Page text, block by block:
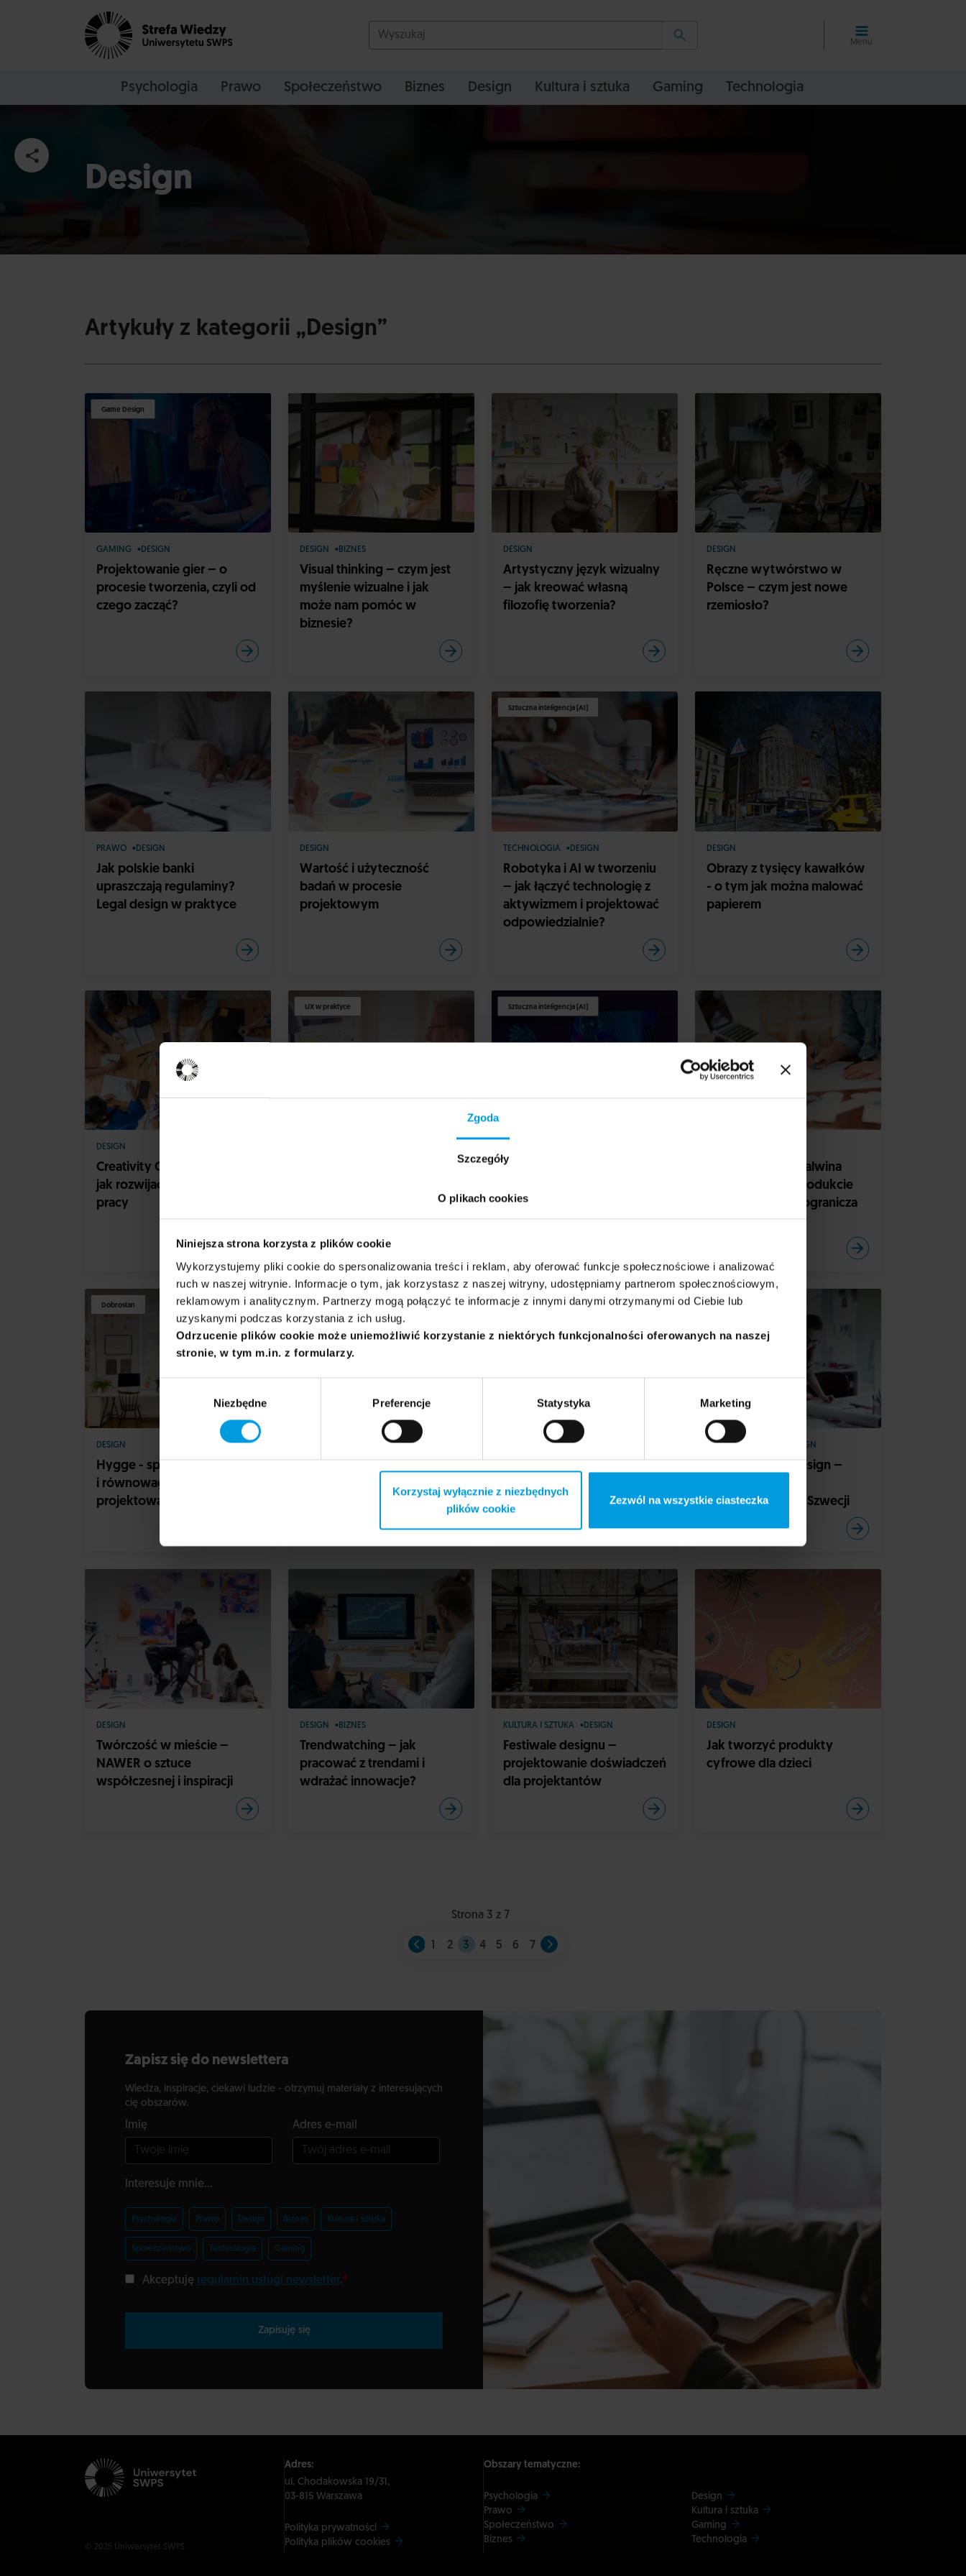
Zgoda
Szczegóły
O plikach cookies
Niniejsza strona korzysta z plików cookie
Wykorzystujemy pliki cookie do spersonalizowania treści i reklam, aby oferować funkcje społecznościowe i analizować
ruch w naszej witrynie. Informacje o tym, jak korzystasz z naszej witryny, udostępniamy partnerom społecznościowym,
reklamowym i analitycznym. Partnerzy mogą połączyć te informacje z innymi danymi otrzymanymi od Ciebie lub
uzyskanymi podczas korzystania z ich usług.
Odrzucenie plików cookie może uniemożliwić korzystanie z niektórych funkcjonalności oferowanych na naszej
stronie, w tym m.in. z formularzy.
Wybór
Niezbędne Preferencje Statystyka Marketing
Korzystaj wyłącznie z niezbędnych
plików cookie
Zezwól na wszystkie ciasteczka
Menu
Psychologia Prawo Społeczeństwo Biznes Design Kultura i sztuka Gaming Technologia
Design
Artykuły z kategorii „Design”
Game Design
GAMING DESIGN
Projektowanie gier – o
procesie tworzenia, czyli od
czego zacząć?
DESIGN BIZNES
Visual thinking – czym jest
myślenie wizualne i jak
może nam pomóc w
biznesie?
DESIGN
Artystyczny język wizualny
– jak kreować własną
filozofię tworzenia?
DESIGN
Ręczne wytwórstwo w
Polsce – czym jest nowe
rzemiosło?
PRAWO DESIGN
Jak polskie banki
upraszczają regulaminy?
Legal design w praktyce
DESIGN
Wartość i użyteczność
badań w procesie
projektowym
Sztuczna inteligencja (AI)
TECHNOLOGIA DESIGN
Robotyka i AI w tworzeniu
– jak łączyć technologię z
aktywizmem i projektować
odpowiedzialnie?
DESIGN
Obrazy z tysięcy kawałków
- o tym jak można malować
papierem
DESIGN
Creativity Consultant, czyli
jak rozwijać kreatywność w
pracy
UX w praktyce Sztuczna inteligencja (AI)
Kreatywność wspierana
sztuczną inteligencją
Na co ma OKO Malwina
Konopacka? O produkcie
analogowym z pogranicza
sztuki i designu
Dobrostan
DESIGN
Hygge - spokój, cierpliwość
i równowaga w
projektowaniu
UX w praktyce
biżuterię – pracownia
BroKat
Projekt Skandynawia
KULTURA I SZTUKA DESIGN
Skandynawski design –
projektowanie w Szwecji
DESIGN
Twórczość w mieście –
NAWER o sztuce
współczesnej i inspiracji
DESIGN BIZNES
Trendwatching – jak
pracować z trendami i
wdrażać innowacje?
KULTURA I SZTUKA DESIGN
Festiwale designu –
projektowanie doświadczeń
dla projektantów
DESIGN
Jak tworzyć produkty
cyfrowe dla dzieci
Strona 3 z 7
1 2 3 4 5 6 7
Zapisz się do newslettera
Wiedza, inspiracje, ciekawi ludzie - otrzymuj materiały z interesujących
cię obszarów.
Imię Adres e-mail
Interesuje mnie...
Psychologia Prawo Design Biznes Kultura i sztuka
Społeczeństwo Technologia Gaming
Akceptuję regulamin usługi newsletter.*
Zapisuję się
© 2025 Uniwersytet SWPS
Adres:
ul. Chodakowska 19/31,
03-815 Warszawa
Polityka prywatności
Polityka plików cookies
Obszary tematyczne:
Psychologia
Prawo
Społeczeństwo
Biznes
Design
Kultura i sztuka
Gaming
Technologia